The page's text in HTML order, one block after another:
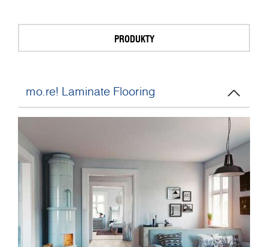
PRODUKTY
mo.re! Laminate Flooring